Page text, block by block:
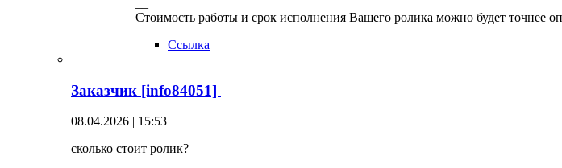
Стоимость работы и срок исполнения Вашего ролика можно будет точнее
Ссылка
Заказчик [info84051]
08.04.2026 | 15:53
сколько стоит ролик?